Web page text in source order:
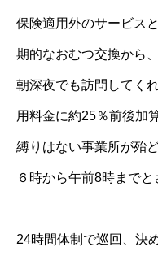
保険適用外のサービス
期的なおむつ交換から
朝深夜でも訪問してく
用料金に約25％前後加
縛りはない事業所が殆
６時から午前8時までと
24時間体制で巡回、決